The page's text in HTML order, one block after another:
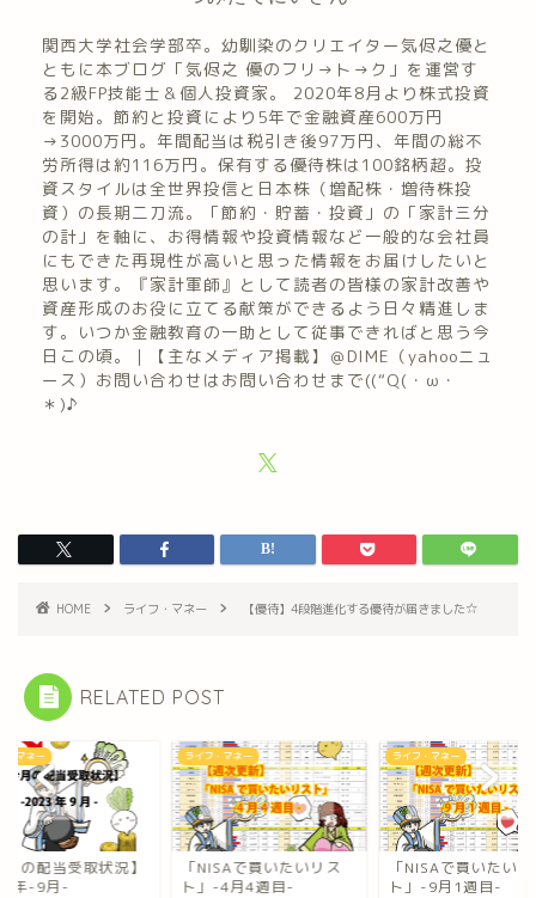
関西大学社会学部卒。幼馴染のクリエイター気侭之優と
ともに本ブログ「気侭之 優のフリ→ト→ク」を運営す
る2級FP技能士＆個人投資家。 2020年8月より株式投資
を開始。節約と投資により5年で金融資産600万円
→3000万円。年間配当は税引き後97万円、年間の総不
労所得は約116万円。保有する優待株は100銘柄超。投
資スタイルは全世界投信と日本株（増配株・増待株投
資）の長期二刀流。「節約・貯蓄・投資」の「家計三分
の計」を軸に、お得情報や投資情報など一般的な会社員
にもできた再現性が高いと思った情報をお届けしたいと
思います。『家計軍師』として読者の皆様の家計改善や
資産形成のお役に立てる献策ができるよう日々精進しま
す。いつか金融教育の一助として従事できればと思う今
日この頃。｜【主なメディア掲載】＠DIME（yahooニュ
ース）お問い合わせはお問い合わせまで((“Q(・ω・
＊)♪
HOME ライフ・マネー 【優待】4段階進化する優待が届きました☆
RELATED POST
・マネー
の配当受取状況】
年-9月-
ライフ・マネー
「NISAで買いたいリス
ト」-4月4週目-
ライフ・マネー
「NISAで買いたい
ト」-9月1週目-